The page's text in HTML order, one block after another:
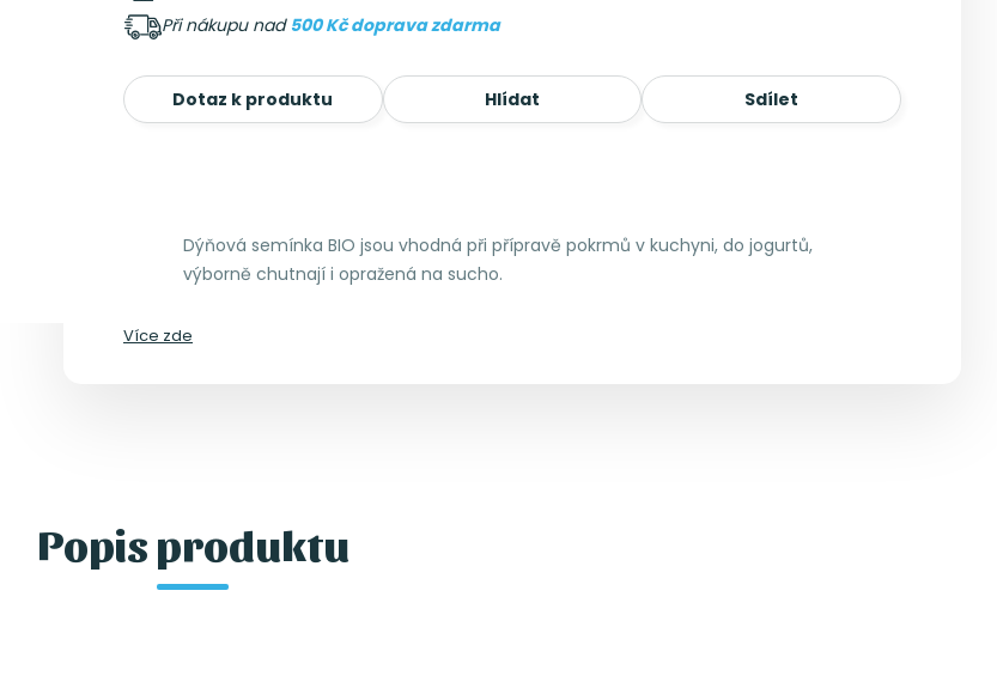
Při nákupu nad 500 Kč doprava zdarma
Dotaz k produktu Hlídat Sdílet
Dýňová semínka BIO jsou vhodná při přípravě pokrmů v kuchyni, do jogurtů,
výborně chutnají i opražená na sucho.
Více zde
Popis produktu